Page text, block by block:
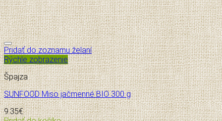
Pridať do zoznamu želaní
Rýchle zobrazenie
Špajza
SUNFOOD Miso jačmenné BIO 300 g
9.35€